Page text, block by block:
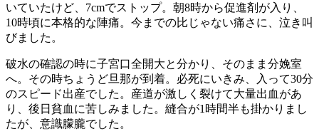
いていたけど、7cmでストップ。朝8時から促進剤が入り、
10時頃に本格的な陣痛。今までの比じゃない痛さに、泣き叫
びました。
破水の確認の時に子宮口全開大と分かり、そのまま分娩室
へ。その時ちょうど旦那が到着。必死にいきみ、入って30分
のスピード出産でした。産道が激しく裂けて大量出血があ
り、後日貧血に苦しみました。縫合が1時間半も掛かりまし
たが、意識朦朧でした。